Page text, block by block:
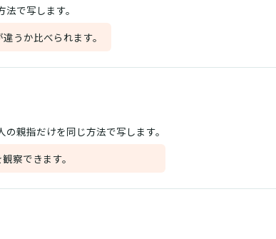
で写します。
うか比べられます。
親指だけを同じ方法で写します。
察できます。